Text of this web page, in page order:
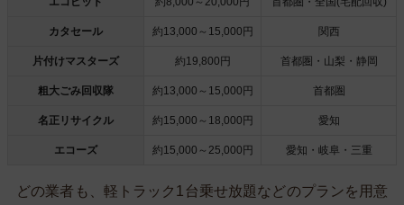
カタセール 約13,000～15,000円 関西
片付けマスターズ 約19,800円 首都圏・山梨・静岡
粗大ごみ回収隊 約13,000～15,000円 首都圏
名正リサイクル 約15,000～18,000円 愛知
エコーズ 約15,000～25,000円 愛知・岐阜・三重
どの業者も、軽トラック1台乗せ放題などのプランを用意